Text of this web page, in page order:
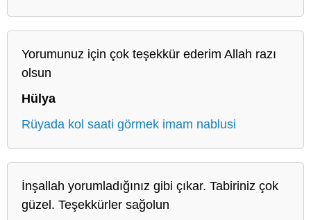
Yorumunuz için çok teşekkür ederim Allah razı
olsun
Hülya
Rüyada kol saati görmek imam nablusi
İnşallah yorumladığınız gibi çıkar. Tabiriniz çok
güzel. Teşekkürler sağolun